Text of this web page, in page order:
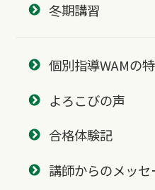
冬期講習
個別指導WAMの
よろこびの声
合格体験記
講師からのメッセ